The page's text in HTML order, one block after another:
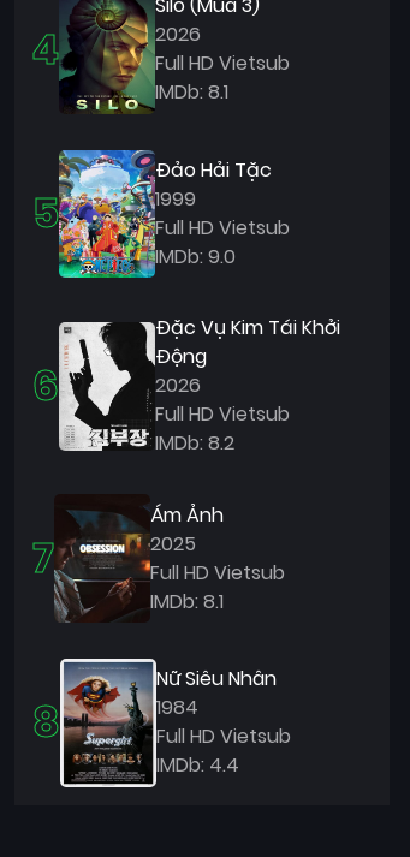
4
Silo (Mùa 3)
2026
Full HD Vietsub
IMDb: 8.1
5
Đảo Hải Tặc
1999
Full HD Vietsub
IMDb: 9.0
6
Đặc Vụ Kim Tái Khởi
Động
2026
Full HD Vietsub
IMDb: 8.2
7
Ám Ảnh
2025
Full HD Vietsub
IMDb: 8.1
8
Nữ Siêu Nhân
1984
Full HD Vietsub
IMDb: 4.4